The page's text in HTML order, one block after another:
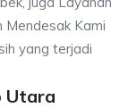
Mendesak Kami
yang terjadi
Utara